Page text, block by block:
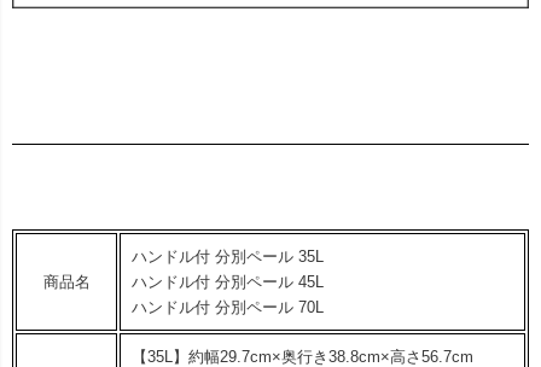
商品名
ハンドル付 分別ペール 35L
ハンドル付 分別ペール 45L
ハンドル付 分別ペール 70L
【35L】約幅29.7cm×奥行き38.8cm×高さ56.7cm